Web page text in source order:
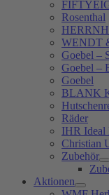
Rosenthal
WENDT
Goebel –
Goebel –
Goebel
BLANK
Räder
IHR Ideal
Christian
Zubehör
Aktionen